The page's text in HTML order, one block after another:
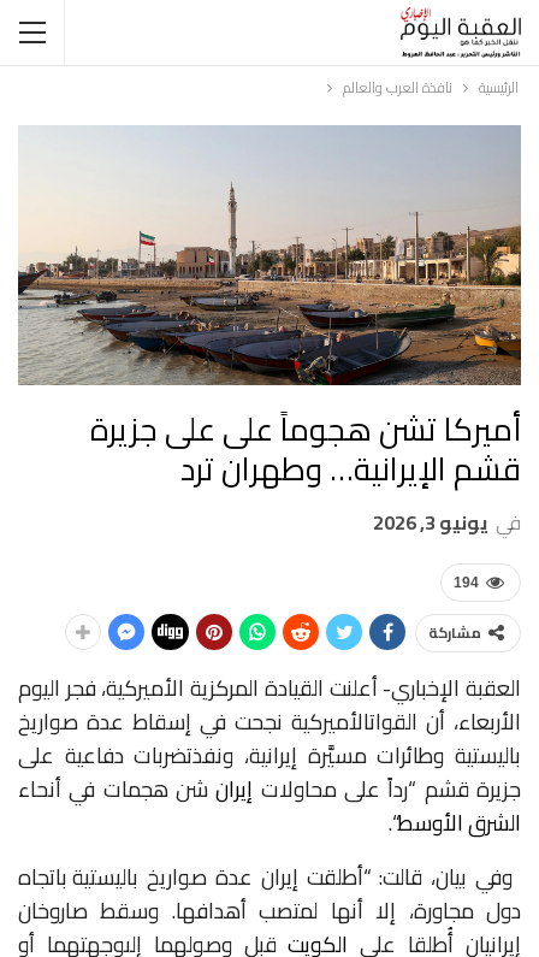
الرئيسية نافذة العرب والعالم
أميركا تشن هجوماً على على جزيرة
قشم الإيرانية… وطهران ترد
في يونيو 3, 2026
194
مشاركة
العقبة الإخباري- أعلنتالقيادةالمركزيةالأميركية،فجراليوم
الأربعاء، أن القواتالأميركية نجحت في إسقاط عدة صواريخ
باليستية وطائرات مسيَّرة إيرانية، ونفذتضربات دفاعية على
جزيرةقشم “رداً علىمحاولات إيرانشنهجمات فيأنحاء
الشرق الأوسط“.
وفي بيان، قالت: “أطلقت إيران عدة صواريخ باليستيةباتجاه
دول مجاورة، إلا أنها لمتصب أهدافها. وسقط صاروخان
إيرانيان أُطلقا على الكويت قبل وصولهما إلىوجهتهما أو